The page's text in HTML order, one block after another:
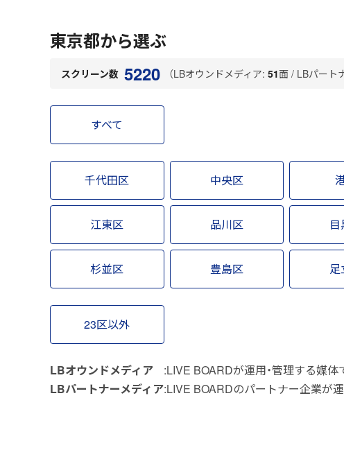
東京都から選ぶ
スクリーン数 5220 （LBオウンドメディア: 51面 / LBパート
すべて
千代田区 中央区
江東区 品川区
杉並区 豊島区 足
23区以外
LBオウンドメディア
LIVE BOARDが運用・管理する媒体
LBパートナーメディア LIVE BOARDのパートナー企業が運